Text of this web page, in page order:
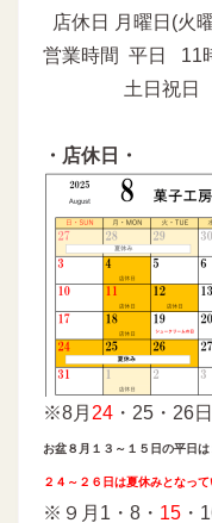
店休日 月曜日(火
営業時間 平日 11
土日祝日 11
・店休日・
※8月 24 ・25・26日
お盆８月１３～１５日の平日
２４～２６日は夏休みとなっ
※９月1・8・ 15 ・